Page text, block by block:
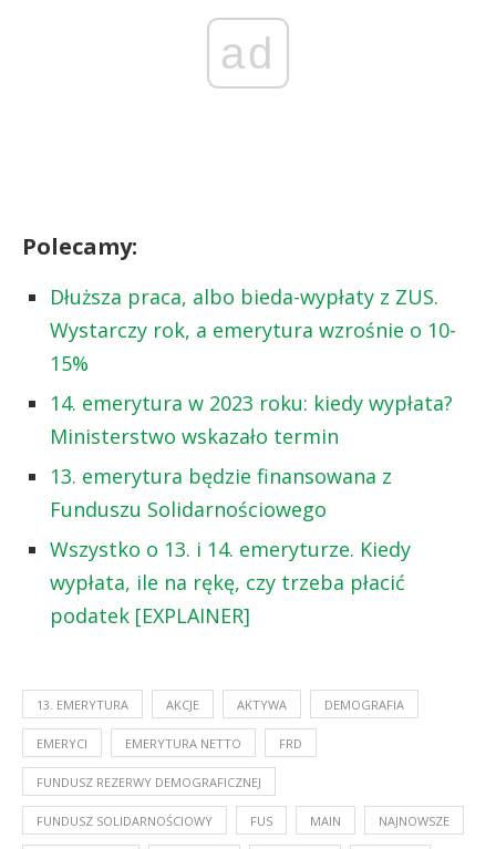
ad
Polecamy:
Dłuższa praca, albo bieda-wypłaty z ZUS.
Wystarczy rok, a emerytura wzrośnie o 10-
15%
14. emerytura w 2023 roku: kiedy wypłata?
Ministerstwo wskazało termin
13. emerytura będzie finansowana z
Funduszu Solidarnościowego
Wszystko o 13. i 14. emeryturze. Kiedy
wypłata, ile na rękę, czy trzeba płacić
podatek [EXPLAINER]
13. EMERYTURA AKCJE AKTYWA DEMOGRAFIA
EMERYCI EMERYTURA NETTO FRD
FUNDUSZ REZERWY DEMOGRAFICZNEJ
FUNDUSZ SOLIDARNOŚCIOWY FUS MAIN NAJNOWSZE